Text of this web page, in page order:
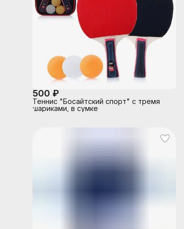
500 ₽
Теннис "Босайтский спорт" с тремя
шариками, в сумке